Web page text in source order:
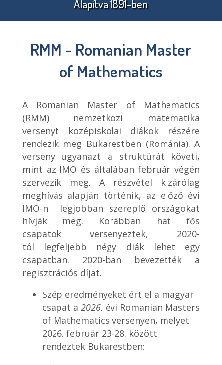
Alapítva 1891-ben
KAPCSOLAT
VÁLOGATÁS AZ ÉRINTŐ ELSŐ 7
ÉVÉBŐL
VARGA TAMÁS ORSZÁGOS
MATEMATIKAVERSENY
BOLYAI 200 KIÁLLÍTÁS
EGYÉB RENDEZVÉNYEK
SZAKMAI BIZOTTSÁGAINK
TÁMOGATJÁK
INTERJÚK 1990-TŐL NAPJAINKIG
ONLINE TÁRSULATI DÍJÁTADÓK
TÁRSULATI YOUTUBE CSATORNA
ISMERETTERJESZTŐ ELŐADÁSOK
RÉNYI INTÉZET VIDEO PORTÁL
RMM - Romanian Master
of Mathematics
A Romanian Master of Mathematics
(RMM) nemzetközi matematika
versenyt középiskolai diákok részére
rendezik meg Bukarestben (Románia). A
verseny ugyanazt a struktúrát követi,
mint az IMO és általában február végén
szervezik meg. A részvétel kizárólag
meghívás alapján történik, az előző évi
IMO-n legjobban szereplő országokat
hívják meg. Korábban hat fős
csapatok versenyeztek, 2020-
tól legfeljebb négy diák lehet egy
csapatban. 2020-ban bevezették a
regisztrációs díjat.
Szép eredményeket ért el a magyar
csapat a 2026. évi Romanian Masters
of Mathematics versenyen, melyet
2026. február 23-28. között
rendeztek Bukarestben: